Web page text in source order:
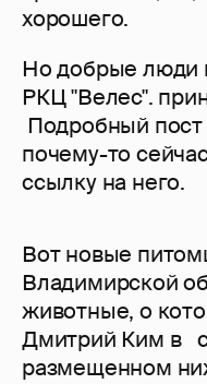
хорошего.
Но добрые люди
РКЦ "Велес".
Подробный
почему-то
ссылку на него.
Вот новые
Владимирской
животные, о
Дмитрий Ким в
размещенном